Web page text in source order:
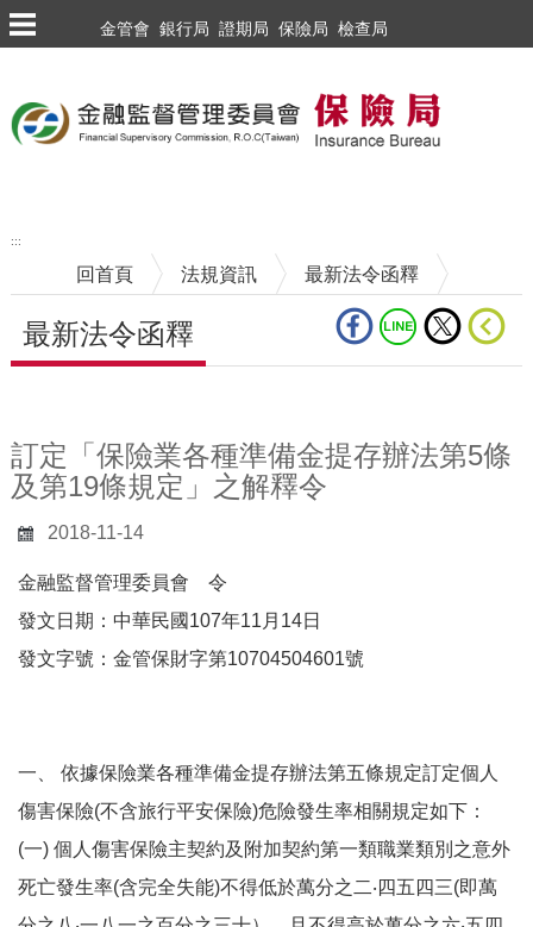
跳到主要內容區塊
金管會 銀行局 證期局 保險局 檢查局
:::
回首頁 法規資訊 最新法令函釋
最新法令函釋
訂定「保險業各種準備金提存辦法第5條
及第19條規定」之解釋令
2018-11-14
金融監督管理委員會 令
發文日期：中華民國107年11月14日
發文字號：金管保財字第10704504601號
一、 依據保險業各種準備金提存辦法第五條規定訂定個人
傷害保險(不含旅行平安保險)危險發生率相關規定如下：
(一) 個人傷害保險主契約及附加契約第一類職業類別之意外
死亡發生率(含完全失能)不得低於萬分之二‧四五四三(即萬